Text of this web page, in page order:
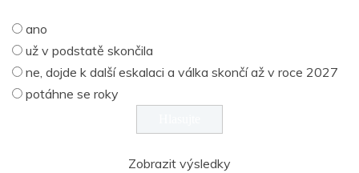
ano
už v podstatě skončila
ne, dojde k další eskalaci a válka skončí až v roce 2027
potáhne se roky
Zobrazit výsledky